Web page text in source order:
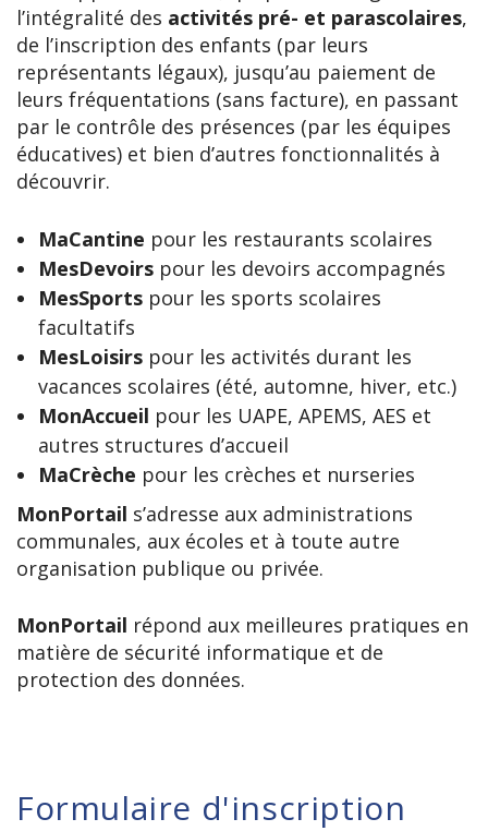
l’intégralité des activités pré- et parascolaires,
de l’inscription des enfants (par leurs
représentants légaux), jusqu’au paiement de
leurs fréquentations (sans facture), en passant
par le contrôle des présences (par les équipes
éducatives) et bien d’autres fonctionnalités à
découvrir.
MaCantine pour les restaurants scolaires
MesDevoirs pour les devoirs accompagnés
MesSports pour les sports scolaires
facultatifs
MesLoisirs pour les activités durant les
vacances scolaires (été, automne, hiver, etc.)
MonAccueil pour les UAPE, APEMS, AES et
autres structures d’accueil
MaCrèche pour les crèches et nurseries
MonPortail s’adresse aux administrations
communales, aux écoles et à toute autre
organisation publique ou privée.
MonPortail répond aux meilleures pratiques en
matière de sécurité informatique et de
protection des données.
Formulaire d'inscription